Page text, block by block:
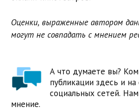
Оценки, выраженные автором
могут не совпадать с мнением
А что думаете вы?
публикации здесь и
социальных сетей.
мнение.